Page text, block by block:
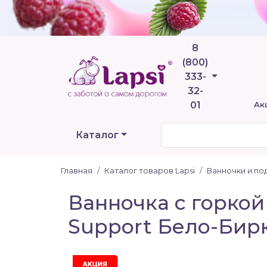
8
(800)
333-
32-
01
Телефоны
Каталог
Главная Каталог товаров Lapsi Ванночки и
Ванночка с
Support Бело-